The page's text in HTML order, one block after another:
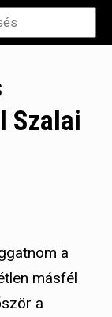
Szalai
a
másfél
a